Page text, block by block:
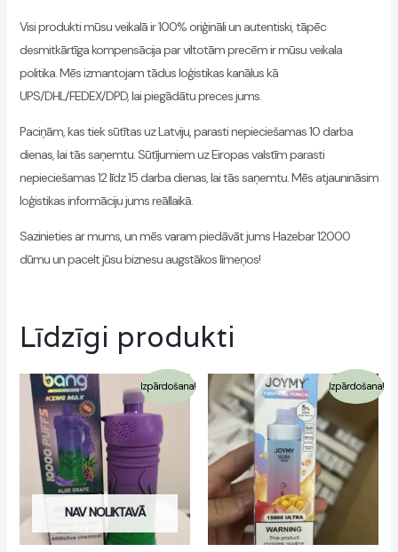
Visi produkti mūsu veikalā ir 100% oriģināli un autentiski, tāpēc
desmitkārtīga kompensācija par viltotām precēm ir mūsu veikala
politika. Mēs izmantojam tādus loģistikas kanālus kā
UPS/DHL/FEDEX/DPD, lai piegādātu preces jums.
Paciņām, kas tiek sūtītas uz Latviju, parasti nepieciešamas 10 darba
dienas, lai tās saņemtu. Sūtījumiem uz Eiropas valstīm parasti
nepieciešamas 12 līdz 15 darba dienas, lai tās saņemtu. Mēs atjaunināsim
loģistikas informāciju jums reāllaikā.
Sazinieties ar mums, un mēs varam piedāvāt jums Hazebar 12000
dūmu un pacelt jūsu biznesu augstākos līmeņos!
Līdzīgi produkti
Izpārdošana!
NAV NOLIKTAVĀ
Izpārdošana!